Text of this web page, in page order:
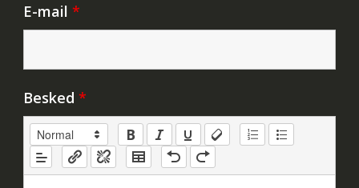
E-mail *
Besked *